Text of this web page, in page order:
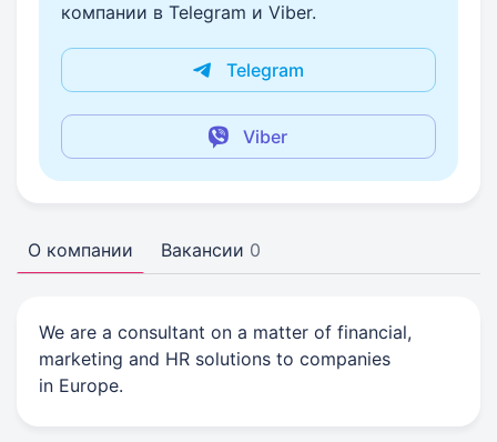
компании в Telegram и Viber.
Telegram
Viber
О компании Вакансии 0
We are a consultant on a matter of financial,
marketing and HR solutions to companies
in Europe.